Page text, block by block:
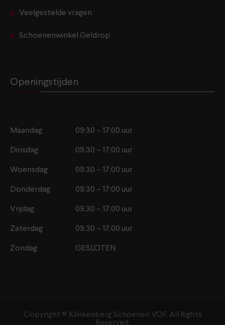
Veelgestelde vragen
Schoenenwinkel Geldrop
Openingstijden
Maandag 09:30 – 17:00 uur
Dinsdag 09.30 – 17:00 uur
Woensdag 09.30 – 17:00 uur
Donderdag 09.30 – 17:00 uur
Vrijdag 09.30 – 17:00 uur
Zaterdag 09.30 – 17.00 uur
Zondag GESLOTEN
Copyright ©️ Klinkenberg Schoenen VOF. All Rights
Reserved.